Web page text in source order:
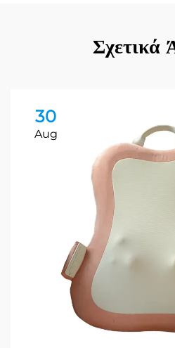
Σχετικά
30
Aug